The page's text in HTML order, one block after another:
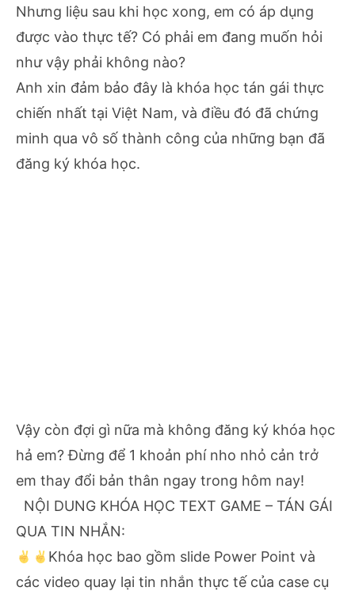
Nhưng liệu sau khi học xong, em có áp dụng
được vào thực tế? Có phải em đang muốn hỏi
như vậy phải không nào?
Anh xin đảm bảo đây là khóa học tán gái thực
chiến nhất tại Việt Nam, và điều đó đã chứng
minh qua vô số thành công của những bạn đã
đăng ký khóa học.
Vậy còn đợi gì nữa mà không đăng ký khóa học
hả em? Đừng để 1 khoản phí nho nhỏ cản trở
em thay đổi bản thân ngay trong hôm nay!
NỘI DUNG KHÓA HỌC TEXT GAME – TÁN GÁI
QUA TIN NHẮN:
Khóa học bao gồm slide Power Point và
các video quay lại tin nhắn thực tế của case cụ